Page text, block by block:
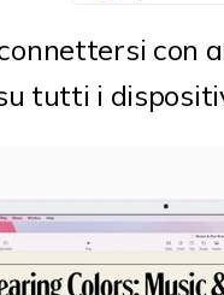
con
tutti i